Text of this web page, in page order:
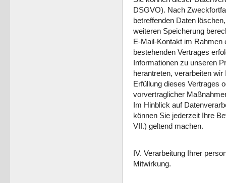
DSGVO). Nach
betreffenden Daten
weiteren Speicherung
E-Mail-Kontakt im Rahmen
bestehenden Vertrages
Informationen zu unseren
herantreten, verarbeiten
Erfüllung dieses Vertrages
vorvertraglicher
Im Hinblick auf
können Sie jederzeit Ihre
VII.) geltend machen.
IV. Verarbeitung Ihrer
Mitwirkung.